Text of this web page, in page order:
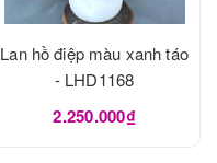
Lan hồ điệp màu xanh táo
- LHD1168
2.250.000₫